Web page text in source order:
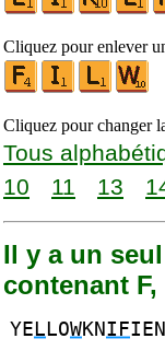
Cliquez pour enlever
Cliquez pour changer
Tous
10
11 13
Il y a un
contenant
YE L LOWKN IF